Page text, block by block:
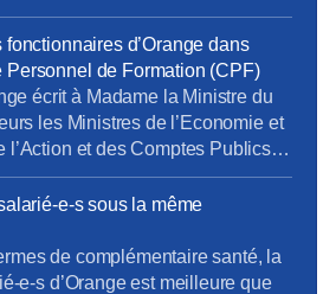
jusqu’à la fin de leur activité.
d’Orange dans
Personnel de Formation (CPF)
écrit à Madame la Ministre du
les Ministres de l’Economie et
l’Action et des Comptes Publics
de choisir son avenir
septembre 2018, qui a pour
société de compétences,
professionnelle en promettant,
e-s sous la même
de complémentaire santé, la
e-s d’Orange est meilleure que